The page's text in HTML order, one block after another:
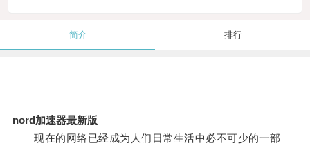
简介 排行
nord加速器最新版
现在的网络已经成为人们日常生活中必不可少的一部